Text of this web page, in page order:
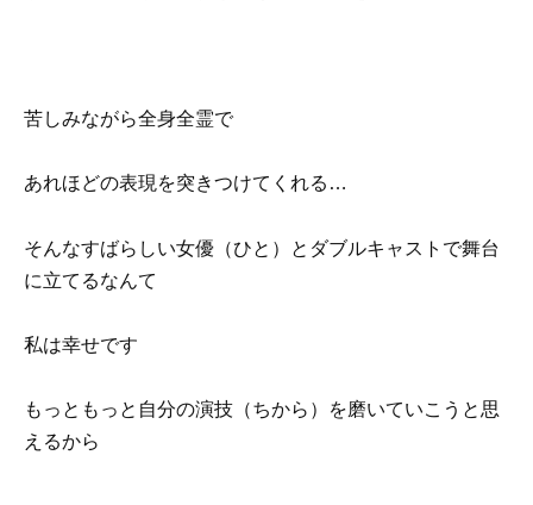
苦しみながら全身全霊で
あれほどの表現を突きつけてくれる…
そんなすばらしい女優（ひと）とダブルキャストで舞台
に立てるなんて
私は幸せです
もっともっと自分の演技（ちから）を磨いていこうと思
えるから